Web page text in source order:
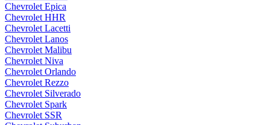
Chevrolet Epica
Chevrolet HHR
Chevrolet Lacetti
Chevrolet Lanos
Chevrolet Malibu
Chevrolet Niva
Chevrolet Orlando
Chevrolet Rezzo
Chevrolet Silverado
Chevrolet Spark
Chevrolet SSR